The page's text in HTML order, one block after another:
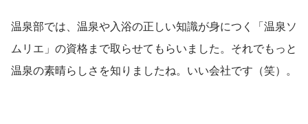
温泉部では、温泉や入浴の正しい知識が身につく「温泉ソ
ムリエ」の資格まで取らせてもらいました。それでもっと
温泉の素晴らしさを知りましたね。いい会社です（笑）。